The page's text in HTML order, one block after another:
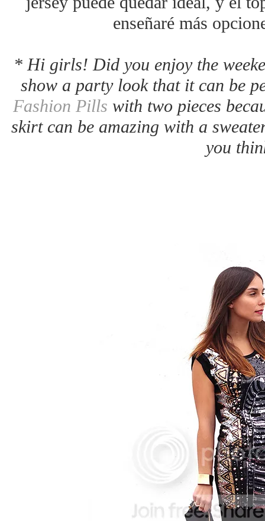
enseñaré más
* Hi girls! Did you enjoy the
show a party look that it can be
Fashion Pills with two pieces
skirt can be amazing with a
you